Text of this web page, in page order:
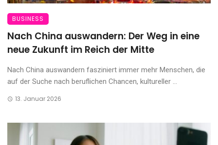
BUSINESS
Nach China auswandern: Der Weg in eine
neue Zukunft im Reich der Mitte
Nach China auswandern fasziniert immer mehr Menschen, die
auf der Suche nach beruflichen Chancen, kultureller ...
13. Januar 2026